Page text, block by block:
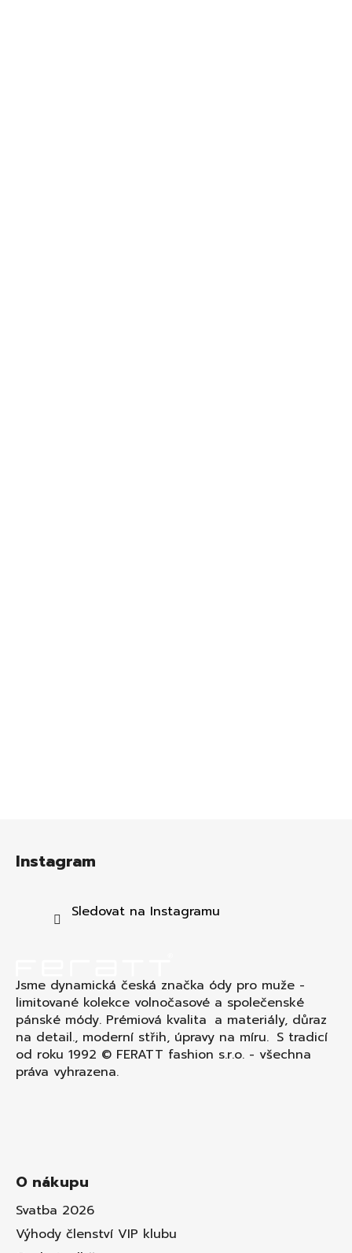
Instagram
Sledovat na Instagramu
Jsme dynamická česká značka ódy pro muže -
limitované kolekce volnočasové a společenské
pánské módy. Prémiová kvalita a materiály, důraz
na detail., moderní střih, úpravy na míru. S tradicí
od roku 1992 © FERATT fashion s.r.o. - všechna
práva vyhrazena.
O nákupu
Svatba 2026
Výhody členství VIP klubu